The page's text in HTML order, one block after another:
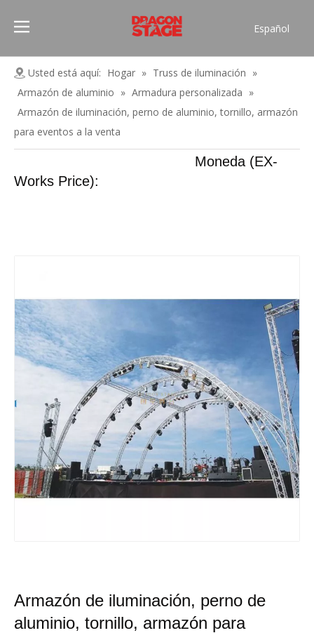
Español
Pусский
العربية
English
Usted está aquí: Hogar » Truss de iluminación »
Armazón de aluminio » Armadura personalizada »
Armazón de iluminación, perno de aluminio, tornillo, armazón
para eventos a la venta
Moneda (EX-
Works Price):
Armazón de iluminación, perno de
aluminio, tornillo, armazón para